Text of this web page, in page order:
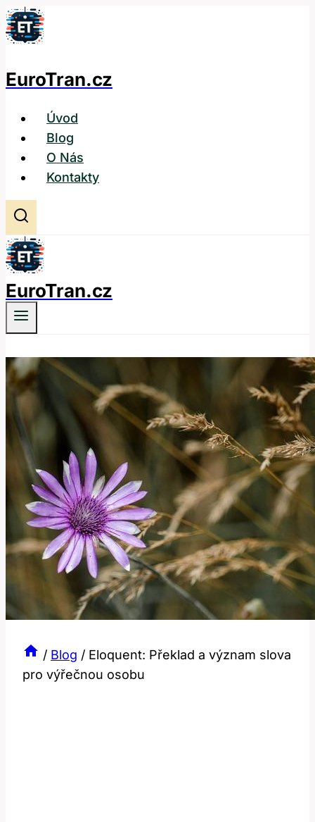
Přeskočit
na
EuroTran.cz
Úvod
Blog
O Nás
Kontakty
EuroTran.cz
/ Blog / Eloquent: Překlad a význam slova
pro výřečnou osobu